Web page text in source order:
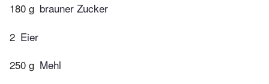
180 g brauner Zucker
2 Eier
250 g Mehl